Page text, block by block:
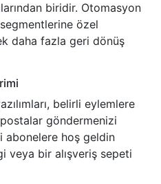
biridir. Otomasyon
özel
daha fazla geri dönüş
belirli eylemlere
göndermenizi
abonelere hoş geldin
veya bir alışveriş sepeti